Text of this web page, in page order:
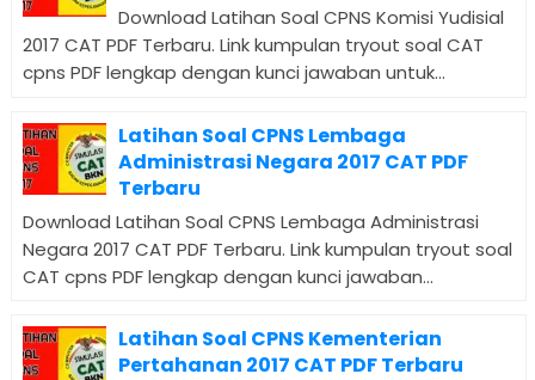
Download Latihan Soal CPNS Komisi Yudisial
2017 CAT PDF Terbaru. Link kumpulan tryout soal CAT
cpns PDF lengkap dengan kunci jawaban untuk...
Latihan Soal CPNS Lembaga
Administrasi Negara 2017 CAT PDF
Terbaru
Download Latihan Soal CPNS Lembaga Administrasi
Negara 2017 CAT PDF Terbaru. Link kumpulan tryout soal
CAT cpns PDF lengkap dengan kunci jawaban...
Latihan Soal CPNS Kementerian
Pertahanan 2017 CAT PDF Terbaru